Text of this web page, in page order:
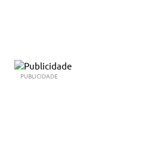
PUBLICIDADE